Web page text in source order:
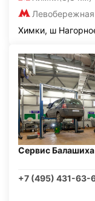
Левобережная
Химки, ш
Сервис Балашиха
+7 (495) 431-63-